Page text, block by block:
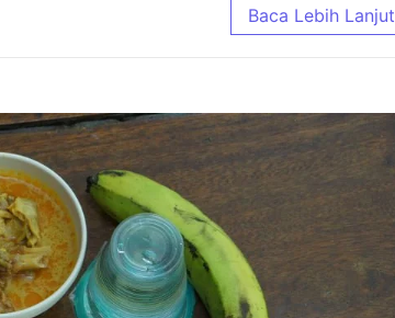
& Gratis Ongkir | Aqiqah Madenah
Baca Lebih Lanjut